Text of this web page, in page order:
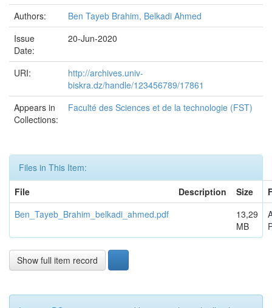
Authors:
Ben Tayeb Brahim, Belkadi Ahmed
Issue
Date:
20-Jun-2020
URI:
http://archives.univ-
biskra.dz/handle/123456789/17861
Appears in
Collections:
Faculté des Sciences et de la technologie (FST)
Files in This Item:
File
Description Size
Ben_Tayeb_Brahim_belkadi_ahmed.pdf
13,29
MB
Show full item record